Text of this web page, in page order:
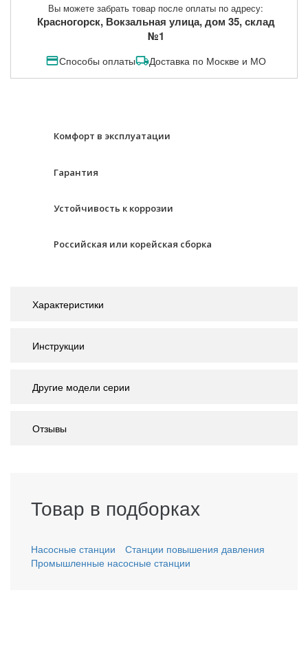
Вы можете забрать товар после оплаты по адресу:
Красногорск, Вокзальная улица, дом 35, склад
№1
Способы оплаты Доставка по Москве и МО
Комфорт в эксплуатации
Гарантия
Устойчивость к коррозии
Российская или корейская сборка
Характеристики
Инструкции
Другие модели серии
Отзывы
Товар в подборках
Насосные станции
Станции повышения давления
Промышленные насосные станции